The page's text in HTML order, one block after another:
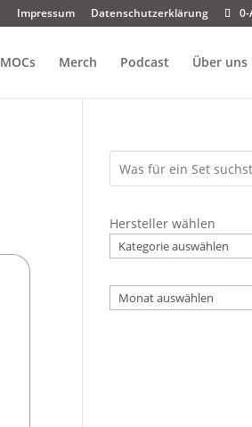
Impressum Datenschutzerklärung
MOCs Merch Podcast Über uns
Hersteller wählen
Archiv